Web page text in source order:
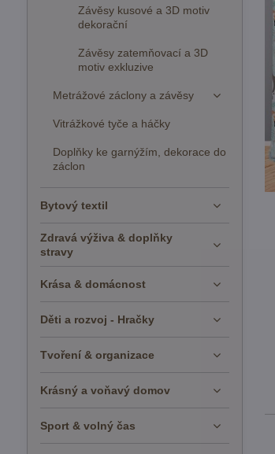
Závěsy kusové a 3D motiv
dekorační
Závěsy zatemňovací a 3D
motiv exkluzive
Metrážové záclony a závěsy
Vitrážkové tyče a háčky
Doplňky ke garnýžím, dekorace do
záclon
Bytový textil
Zdravá výživa & doplňky
stravy
Krása & domácnost
Děti a rozvoj - Hračky
Tvoření & organizace
Krásný a voňavý domov
Sport & volný čas